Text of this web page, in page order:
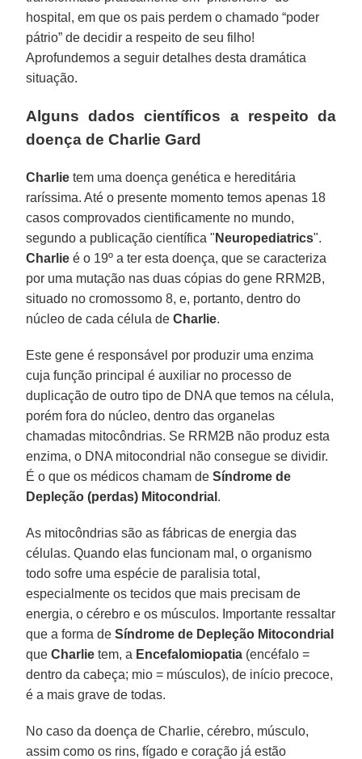
hospital, em que os pais perdem o chamado “poder
pátrio” de decidir a respeito de seu filho!
Aprofundemos a seguir detalhes desta dramática
situação.
Alguns dados científicos a respeito da
doença de Charlie Gard
Charlie tem uma doença genética e hereditária
raríssima. Até o presente momento temos apenas 18
casos comprovados cientificamente no mundo,
segundo a publicação científica " Neuropediatrics".
Charlie é o 19º a ter esta doença, que se caracteriza
por uma mutação nas duas cópias do gene RRM2B,
situado no cromossomo 8, e, portanto, dentro do
núcleo de cada célula deCharlie.
Este gene é responsável por produzir uma enzima
cuja função principal é auxiliar no processo de
duplicação de outro tipo de DNA que temos na célula,
porém fora do núcleo, dentro das organelas
chamadas mitocôndrias. Se RRM2B não produz esta
enzima, o DNA mitocondrial não consegue se dividir.
É o que os médicos chamam deSíndrome de
Depleção (perdas) Mitocondrial .
As mitocôndrias são as fábricas de energia das
células. Quando elas funcionam mal, o organismo
todo sofre uma espécie de paralisia total,
especialmente os tecidos que mais precisam de
energia, o cérebro e os músculos. Importante ressaltar
que a forma deSíndrome de Depleção Mitocondrial
queCharlie tem, a Encefalomiopatia (encéfalo =
dentro da cabeça; mio = músculos), de início precoce,
é a mais grave de todas.
No caso da doença de Charlie, cérebro, músculo,
assim como os rins, fígado e coração já estão